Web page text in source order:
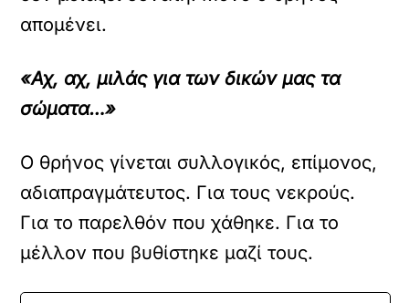
απομένει.
«Αχ, αχ, μιλάς για των δικών μας τα
σώματα…»
Ο θρήνος γίνεται συλλογικός, επίμονος,
αδιαπραγμάτευτος. Για τους νεκρούς.
Για το παρελθόν που χάθηκε. Για το
μέλλον που βυθίστηκε μαζί τους.